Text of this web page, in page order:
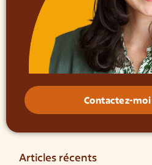
Contactez-moi
Articles récents